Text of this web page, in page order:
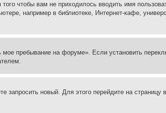
чтобы вам не приходилось вводить имя
например в библиотеке, Интернет-кафе,
пребывание на форуме». Если установить
запросить новый. Для этого перейдите на